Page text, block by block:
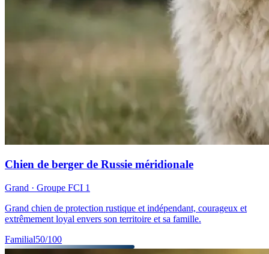
Chien de berger de Russie méridionale
Grand · Groupe FCI 1
Grand chien de protection rustique et indépendant, courageux et
extrêmement loyal envers son territoire et sa famille.
Familial50/100